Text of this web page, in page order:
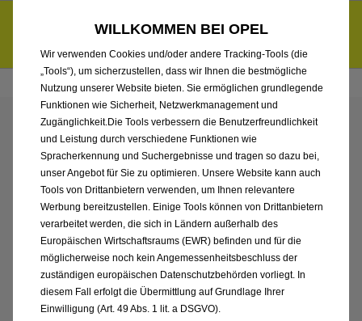
6.000 € staatliche Förderungsprämie für E-Autos und Plug-in-
Hybride. Mehr erfahren >>
ENTDECKEN SIE ALLE
ASTRA ELECTRIC
VORFÜHRWAGEN VON
AUTOHAUS HERMANN
KRÖGER GMBH
WILLKOMMEN BEI OPEL
Wir verwenden Cookies und/oder andere Tracking-Tools (die
„Tools“), um sicherzustellen, dass wir Ihnen die bestmögliche
Nutzung unserer Website bieten. Sie ermöglichen grundlegende
Funktionen wie Sicherheit, Netzwerkmanagement und
Zugänglichkeit.Die Tools verbessern die Benutzerfreundlichkeit
und Leistung durch verschiedene Funktionen wie
Spracherkennung und Suchergebnisse und tragen so dazu bei,
unser Angebot für Sie zu optimieren. Unsere Website kann auch
Tools von Drittanbietern verwenden, um Ihnen relevantere
Werbung bereitzustellen. Einige Tools können von Drittanbietern
verarbeitet werden, die sich in Ländern außerhalb des
Europäischen Wirtschaftsraums (EWR) befinden und für die
möglicherweise noch kein Angemessenheitsbeschluss der
zuständigen europäischen Datenschutzbehörden vorliegt. In
diesem Fall erfolgt die Übermittlung auf Grundlage Ihrer
Einwilligung (Art. 49 Abs. 1 lit. a DSGVO).